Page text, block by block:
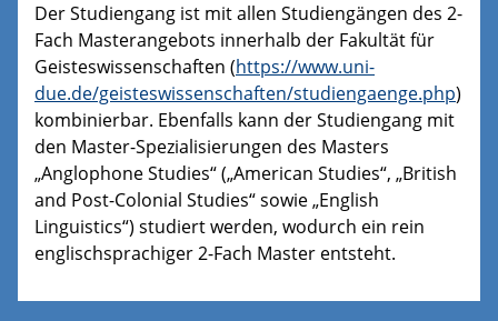
Der Studiengang ist mit allen Studiengängen des 2-
Fach Masterangebots innerhalb der Fakultät für
Geisteswissenschaften (https://www.uni-
due.de/geisteswissenschaften/studiengaenge.php)
kombinierbar. Ebenfalls kann der Studiengang mit
den Master-Spezialisierungen des Masters
„Anglophone Studies“ („American Studies“, „British
and Post-Colonial Studies“ sowie „English
Linguistics“) studiert werden, wodurch ein rein
englischsprachiger 2-Fach Master entsteht.